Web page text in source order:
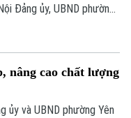
Đảng ủy, UBND phường
lập trên địa bàn.
nâng cao chất lượng
ủy và UBND phường Yên